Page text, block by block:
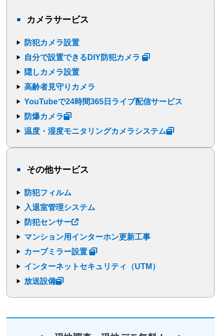
カメラサービス
防犯カメラ設置
自分で設置できるDIY防犯カメラ
隠しカメラ設置
高齢者見守りカメラ
YouTubeで24時間365日ライブ配信サービス
防爆カメラ
温度・湿度モニタリングカメラシステム
その他サービス
防犯フィルム
入退室管理システム
防犯センサー
マンション用インターホン更新工事
カーブミラー設置
インターネットセキュリティ（UTM）
放送設備